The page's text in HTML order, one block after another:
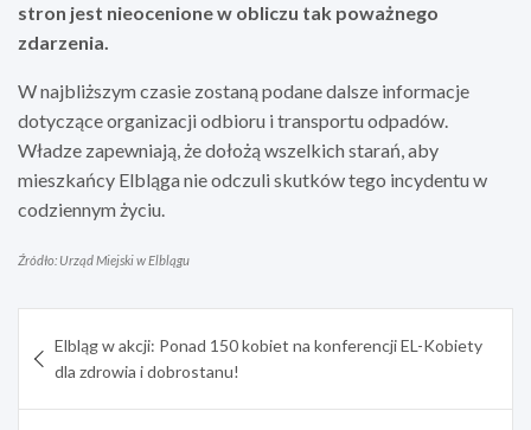
stron jest nieocenione w obliczu tak poważnego
zdarzenia.
W najbliższym czasie zostaną podane dalsze informacje
dotyczące organizacji odbioru i transportu odpadów.
Władze zapewniają, że dołożą wszelkich starań, aby
mieszkańcy Elbląga nie odczuli skutków tego incydentu w
codziennym życiu.
Źródło: Urząd Miejski w Elblągu
wpisu
Elbląg w akcji: Ponad 150 kobiet na konferencji EL-Kobiety
dla zdrowia i dobrostanu!